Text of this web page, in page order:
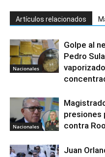
Artículos relacionados
Nacionales
Golpe al
Pedro
Nacionales
presiones
contra
Juan